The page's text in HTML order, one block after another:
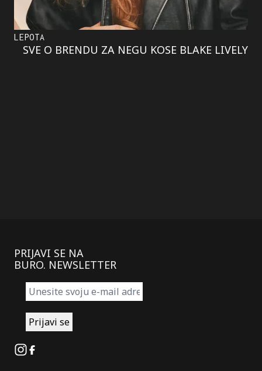
LEPOTA
SVE O BRENDU ZA NEGU KOSE BLAKE LIVELY
PRIJAVI SE NA
BURO. NEWSLETTER
Instagram
Facebook